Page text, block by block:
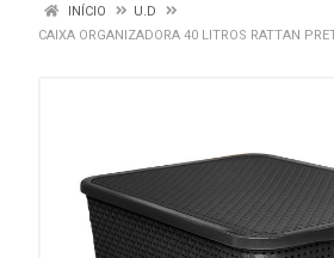
INÍCIO
U.D
CAIXA ORGANIZADORA 40 LITROS RATTAN